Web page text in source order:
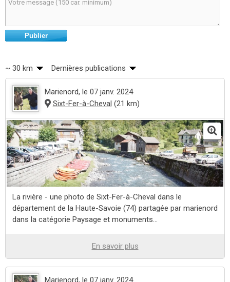
Publier
~ 30 km Dernières publications
Marienord, le 07 janv. 2024
Sixt-Fer-à-Cheval (21 km)
La rivière - une photo de Sixt-Fer-à-Cheval dans le
département de la Haute-Savoie (74) partagée par marienord
dans la catégorie Paysage et monuments...
En savoir plus
Marienord, le 07 janv. 2024